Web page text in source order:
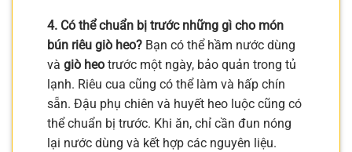
4. Có thể chuẩn bị trước những gì cho món
bún riêu giò heo? Bạn có thể hầm nước dùng
và giò heo trước một ngày, bảo quản trong tủ
lạnh. Riêu cua cũng có thể làm và hấp chín
sẵn. Đậu phụ chiên và huyết heo luộc cũng có
thể chuẩn bị trước. Khi ăn, chỉ cần đun nóng
lại nước dùng và kết hợp các nguyên liệu.